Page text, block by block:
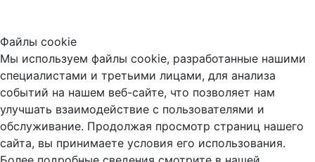
Файлы cookie
Мы используем файлы cookie, разработанные нашими
специалистами и третьими лицами, для анализа
событий на нашем веб-сайте, что позволяет нам
улучшать взаимодействие с пользователями и
обслуживание. Продолжая просмотр страниц нашего
сайта, вы принимаете условия его использования.